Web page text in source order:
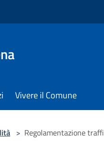
Vivere il Comune
> Regolamentazione